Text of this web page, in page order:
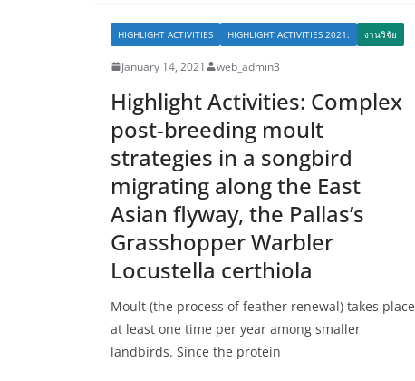
HIGHLIGHT ACTIVITIES HIGHLIGHT ACTIVITIES 2021: งานวิจัย
January 14, 2021 web_admin3
Highlight Activities: Complex
post-breeding moult
strategies in a songbird
migrating along the East
Asian flyway, the Pallas’s
Grasshopper Warbler
Locustella certhiola
Moult (the process of feather renewal) takes place
at least one time per year among smaller
landbirds. Since the protein